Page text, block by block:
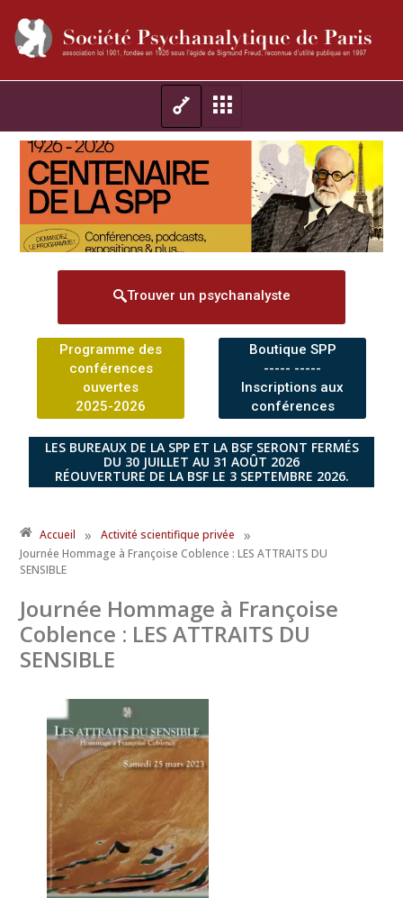
Trouver un psychanalyste
Programme des
conférences
ouvertes
2025-2026
Boutique SPP
----- -----
Inscriptions aux
conférences
LES BUREAUX DE LA SPP ET LA BSF SERONT FERMÉS
DU 30 JUILLET AU 31 AOÛT 2026
RÉOUVERTURE DE LA BSF LE 3 SEPTEMBRE 2026.
Accueil » Activité scientifique privée »
Journée Hommage à Françoise Coblence : LES ATTRAITS DU
SENSIBLE
Journée Hommage à Françoise
Coblence : LES ATTRAITS DU
SENSIBLE